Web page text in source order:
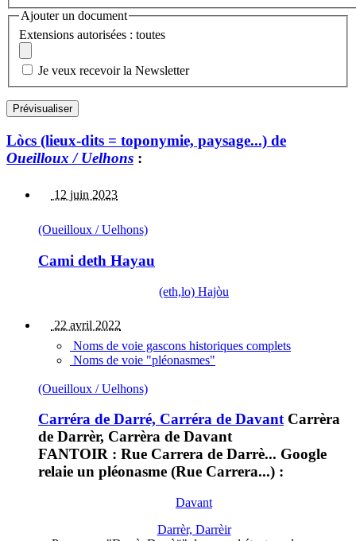
Ajouter un document
Extensions autorisées : toutes
Je veux recevoir la Newsletter
Lòcs (lieux-dits = toponymie, paysage...) de
Oueilloux / Uelhons :
12 juin 2023
(Oueilloux / Uelhons)
Cami deth Hayau
(eth,lo) Hajòu
22 avril 2022
Noms de voie gascons historiques complets
Noms de voie "pléonasmes"
(Oueilloux / Uelhons)
Carréra de Darré, Carréra de DavantCarrèra
de Darrèr, Carrèra de Davant
FANTOIR : Rue Carrera de Darrè... Google
relaie un pléonasme (Rue Carrera...) :
Davant
Darrèr, Darrèir